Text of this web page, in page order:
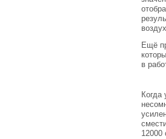
Ещё
в
12000